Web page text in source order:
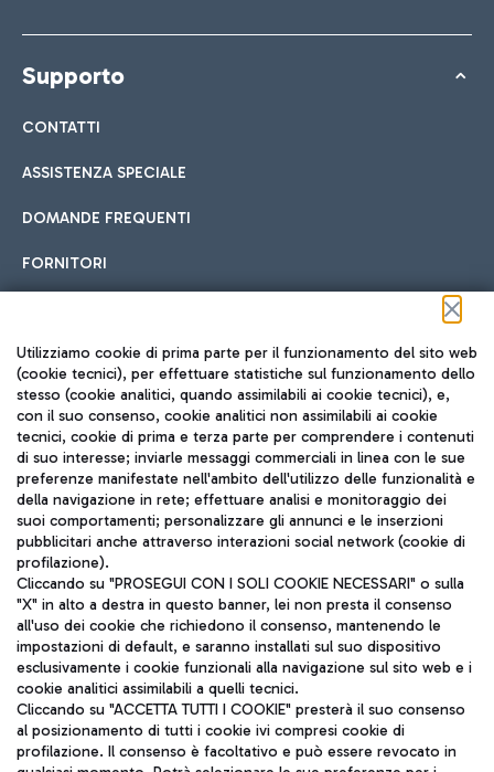
Supporto
CONTATTI
ASSISTENZA SPECIALE
DOMANDE FREQUENTI
FORNITORI
Seguici sui social
TRAVEL JOURNAL
ITA
Aeroporti di Roma S.p.A. - Società soggetta a direzione e
coordinamento di Mundys S.p.A.
Codice fiscale e Registro delle Imprese di Roma 13032990155 P.
IVA 06572251004
Utilizziamo cookie di prima parte per il funzionamento del sito web
(cookie tecnici), per effettuare statistiche sul funzionamento dello
stesso (cookie analitici, quando assimilabili ai cookie tecnici), e,
con il suo consenso, cookie analitici non assimilabili ai cookie
tecnici, cookie di prima e terza parte per comprendere i contenuti
di suo interesse; inviarle messaggi commerciali in linea con le sue
preferenze manifestate nell'ambito dell'utilizzo delle funzionalità e
della navigazione in rete; effettuare analisi e monitoraggio dei
suoi comportamenti; personalizzare gli annunci e le inserzioni
pubblicitari anche attraverso interazioni social network (cookie di
profilazione).
Cliccando su "PROSEGUI CON I SOLI COOKIE NECESSARI" o sulla
"X" in alto a destra in questo banner, lei non presta il consenso
all'uso dei cookie che richiedono il consenso, mantenendo le
impostazioni di default, e saranno installati sul suo dispositivo
esclusivamente i cookie funzionali alla navigazione sul sito web e i
cookie analitici assimilabili a quelli tecnici.
Cliccando su "ACCETTA TUTTI I COOKIE" presterà il suo consenso
al posizionamento di tutti i cookie ivi compresi cookie di
profilazione. Il consenso è facoltativo e può essere revocato in